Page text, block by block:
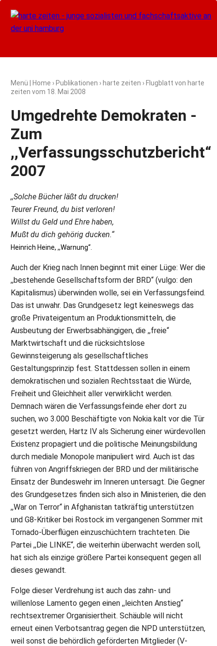
Menü Home › Publikationen › harte zeiten › Flugblatt von harte
zeiten vom 18. Mai 2008
Umgedrehte Demokraten -
Zum
,,Verfassungsschutzbericht“
2007
,,Solche Bücher läßt du drucken!
Teurer Freund, du bist verloren!
Willst du Geld und Ehre haben,
Mußt du dich gehörig ducken.“
Heinrich Heine, ,,Warnung“.
Auch der Krieg nach Innen beginnt mit einer Lüge: Wer die
,,bestehende Gesellschaftsform der BRD“ (vulgo: den
Kapitalismus) überwinden wolle, sei ein Verfassungsfeind.
Das ist unwahr. Das Grundgesetz legt keineswegs das
große Privateigentum an Produktionsmitteln, die
Ausbeutung der Erwerbsabhängigen, die ,,freie“
Marktwirtschaft und die rücksichtslose
Gewinnsteigerung als gesellschaftliches
Gestaltungsprinzip fest. Stattdessen sollen in einem
demokratischen und sozialen Rechtsstaat die Würde,
Freiheit und Gleichheit aller verwirklicht werden.
Demnach wären die Verfassungsfeinde eher dort zu
suchen, wo 3.000 Beschäftigte von Nokia kalt vor die Tür
gesetzt werden, Hartz IV als Sicherung einer würdevollen
Existenz propagiert und die politische Meinungsbildung
durch mediale Monopole manipuliert wird. Auch ist das
führen von Angriffskriegen der BRD und der militärische
Einsatz der Bundeswehr im Inneren untersagt. Die Gegner
des Grundgesetzes finden sich also in Ministerien, die den
,,War on Terror“ in Afghanistan tatkräftig unterstützen
und G8-Kritiker bei Rostock im vergangenen Sommer mit
Tornado-Überflügen einzuschüchtern trachteten. Die
Partei ,,Die LINKE“, die weiterhin überwacht werden soll,
hat sich als einzige größere Partei konsequent gegen all
dieses gewandt.
Folge dieser Verdrehung ist auch das zahn- und
willenlose Lamento gegen einen ,,leichten Anstieg“
rechtsextremer Organisiertheit. Schäuble will nicht
erneut einen Verbotsantrag gegen die NPD unterstützen,
weil sonst die behördlich geförderten Mitglieder (V-